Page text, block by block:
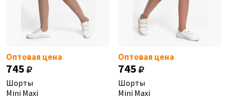
Оптовая цена
745
Шорты
Mini Maxi
Оптовая цена
745
Шорты
Mini Maxi